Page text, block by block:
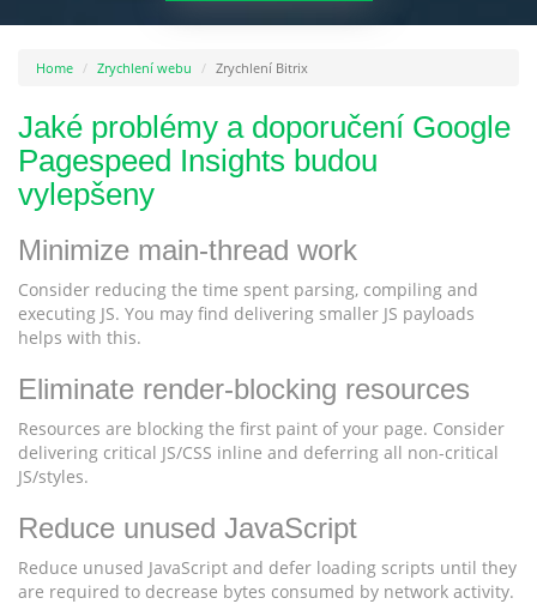
Home Zrychlení webu Zrychlení Bitrix
Jaké problémy a doporučení Google
Pagespeed Insights budou
vylepšeny
Minimize main-thread work
Consider reducing the time spent parsing, compiling and
executing JS. You may find delivering smaller JS payloads
helps with this.
Eliminate render-blocking resources
Resources are blocking the first paint of your page. Consider
delivering critical JS/CSS inline and deferring all non-critical
JS/styles.
Reduce unused JavaScript
Reduce unused JavaScript and defer loading scripts until they
are required to decrease bytes consumed by network activity.